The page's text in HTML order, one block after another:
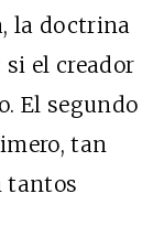
la doctrina
el creador
El segundo
tan
tantos